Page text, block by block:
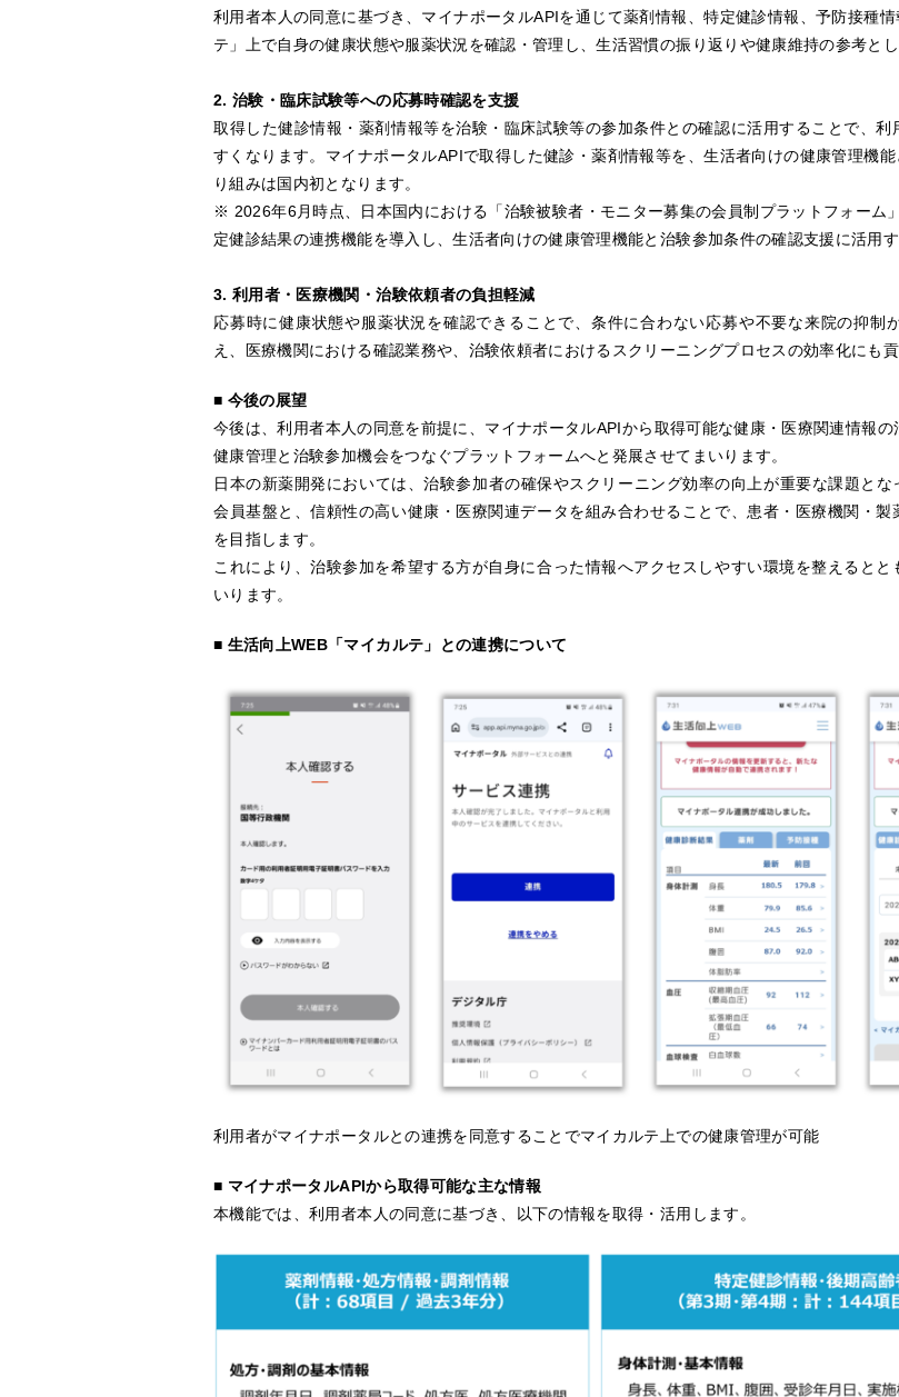
利用者本人の同意に基づき、マイナポータルAPIを通じて薬剤情報、特定健診情報、予防接種
テ」上で自身の健康状態や服薬状況を確認・管理し、生活習慣の振り返りや健康維持の参考とし
2. 治験・臨床試験等への応募時確認を支援
取得した健診情報・薬剤情報等を治験・臨床試験等の参加条件との確認に活用することで、
すくなります。マイナポータルAPIで取得した健診・薬剤情報等を、生活者向けの健康管理機
り組みは国内初となります。
※ 2026年6月時点、日本国内における「治験被験者・モニター募集の会員制プラットフォーム
定健診結果の連携機能を導入し、生活者向けの健康管理機能と治験参加条件の確認支援に活用
3. 利用者・医療機関・治験依頼者の負担軽減
応募時に健康状態や服薬状況を確認できることで、条件に合わない応募や不要な来院の抑制
え、医療機関における確認業務や、治験依頼者におけるスクリーニングプロセスの効率化にも貢
■ 今後の展望
今後は、利用者本人の同意を前提に、マイナポータルAPIから取得可能な健康・医療関連情報
健康管理と治験参加機会をつなぐプラットフォームへと発展させてまいります。
日本の新薬開発においては、治験参加者の確保やスクリーニング効率の向上が重要な課題とな
会員基盤と、信頼性の高い健康・医療関連データを組み合わせることで、患者・医療機関・
を目指します。
これにより、治験参加を希望する方が自身に合った情報へアクセスしやすい環境を整えると
いります。
■ 生活向上WEB「マイカルテ」との連携について
利用者がマイナポータルとの連携を同意することでマイカルテ上での健康管理が可能
■ マイナポータルAPIから取得可能な主な情報
本機能では、利用者本人の同意に基づき、以下の情報を取得・活用します。